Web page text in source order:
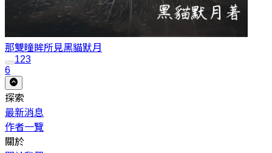
那雙曈眸所見黑貓默月
123
6
探索
最新消息
作者一覽
關於